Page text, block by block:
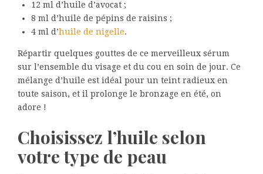
12 ml d’huile d’avocat ;
8 ml d’huile de pépins de raisins ;
4 ml d’huile de nigelle.
Répartir quelques gouttes de ce merveilleux sérum
sur l’ensemble du visage et du cou en soin de jour. Ce
mélange d’huile est idéal pour un teint radieux en
toute saison, et il prolonge le bronzage en été, on
adore !
Choisissez l’huile selon
votre type de peau